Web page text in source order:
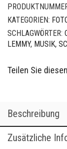
Menge
KATEGORIEN:
SCHLAGWÖRTER:
LEMMY, MUSIK
Teilen Sie
Beschreibung
Zusätzliche